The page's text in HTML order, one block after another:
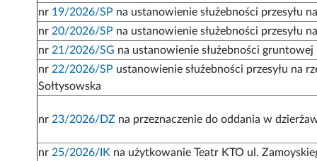
nr 19/2026/SP na ustanowienie służebności przesyłu
nr 20/2026/SP na ustanowienie służebności przesyłu
nr 21/2026/SG na ustanowienie służebności
nr 22/2026/SP ustanowienie służebności przesyłu na
Sołtysowska
nr 23/2026/DZ na przeznaczenie do oddania w
nr 25/2026/IK na użytkowanie Teatr KTO ul.